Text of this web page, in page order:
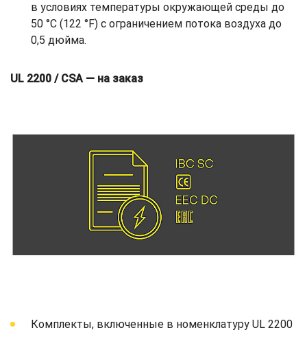
в условиях температуры окружающей среды до
50 °C (122 °F) с ограничением потока воздуха до
0,5 дюйма.
UL 2200 / CSA — на заказ
Комплекты, включенные в номенклатуру UL 2200